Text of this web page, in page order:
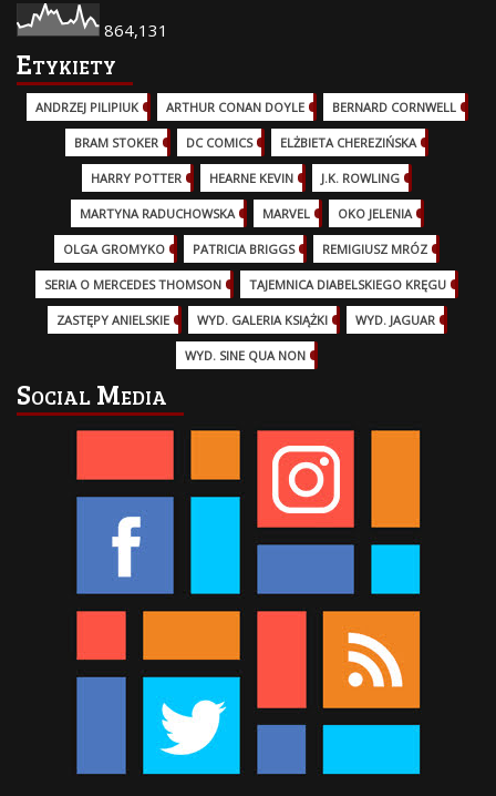
864,131
Etykiety
ANDRZEJ PILIPIUK (29)ARTHUR CONAN DOYLE BERNARD CORNWELL
BRAM STOKER DC COMICS (17)ELŻBIETA CHEREZIŃSKA
HARRY POTTER (13)HEARNE KEVIN J.K. ROWLING
MARTYNA RADUCHOWSKA MARVEL (32)OKO JELENIA
OLGA GROMYKO PATRICIA BRIGGS (12)REMIGIUSZ MRÓZ
SERIA O MERCEDES THOMSON (11)TAJEMNICA DIABELSKIEGO KRĘGU
ZASTĘPY ANIELSKIE WYD. GALERIA KSIĄŻKI WYD. JAGUAR
WYD. SINE QUA NON
Social Media